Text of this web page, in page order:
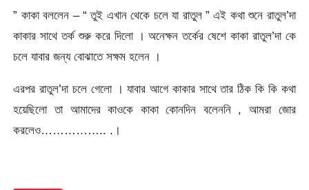
” কাকা বললেন – “ তুই এখান থেকে চলে যা রাতুল ” এই কথা শুনে রাতুল’দা
কাকার সাথে তর্ক শুরু করে দিলো । অনেক্ষন তর্কের ষেশে কাকা রাতুল’দা কে
চলে যাবার জন্য বোঝাতে সক্ষম হলেন ।
এরপর রাতুল’দা চলে গেলো । যাবার আগে কাকার সাথে তার ঠিক কি কি কথা
হয়েছিলো তা আমাদের কাওকে কাকা কোনদিন বলেননি , আমরা জোর
করলেও…………….. .।